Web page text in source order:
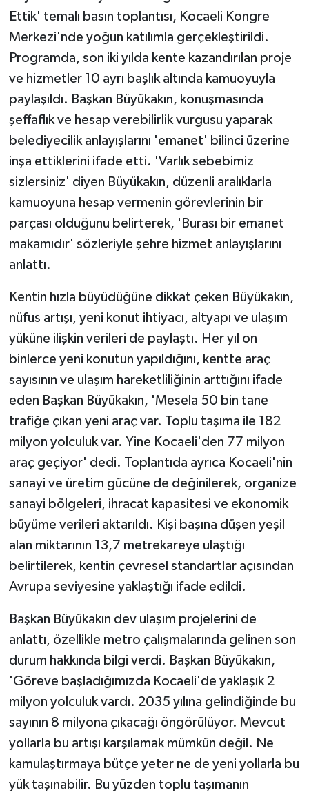
Ettik' temalı basın toplantısı, Kocaeli Kongre
Merkezi'nde yoğun katılımla gerçekleştirildi.
Programda, son iki yılda kente kazandırılan proje
ve hizmetler 10 ayrı başlık altında kamuoyuyla
paylaşıldı. Başkan Büyükakın, konuşmasında
şeffaflık ve hesap verebilirlik vurgusu yaparak
belediyecilik anlayışlarını 'emanet' bilinci üzerine
inşa ettiklerini ifade etti. 'Varlık sebebimiz
sizlersiniz' diyen Büyükakın, düzenli aralıklarla
kamuoyuna hesap vermenin görevlerinin bir
parçası olduğunu belirterek, 'Burası bir emanet
makamıdır' sözleriyle şehre hizmet anlayışlarını
anlattı.
Kentin hızla büyüdüğüne dikkat çeken Büyükakın,
nüfus artışı, yeni konut ihtiyacı, altyapı ve ulaşım
yüküne ilişkin verileri de paylaştı. Her yıl on
binlerce yeni konutun yapıldığını, kentte araç
sayısının ve ulaşım hareketliliğinin arttığını ifade
eden Başkan Büyükakın, 'Mesela 50 bin tane
trafiğe çıkan yeni araç var. Toplu taşıma ile 182
milyon yolculuk var. Yine Kocaeli'den 77 milyon
araç geçiyor' dedi. Toplantıda ayrıca Kocaeli'nin
sanayi ve üretim gücüne de değinilerek, organize
sanayi bölgeleri, ihracat kapasitesi ve ekonomik
büyüme verileri aktarıldı. Kişi başına düşen yeşil
alan miktarının 13,7 metrekareye ulaştığı
belirtilerek, kentin çevresel standartlar açısından
Avrupa seviyesine yaklaştığı ifade edildi.
Başkan Büyükakın dev ulaşım projelerini de
anlattı, özellikle metro çalışmalarında gelinen son
durum hakkında bilgi verdi. Başkan Büyükakın,
'Göreve başladığımızda Kocaeli'de yaklaşık 2
milyon yolculuk vardı. 2035 yılına gelindiğinde bu
sayının 8 milyona çıkacağı öngörülüyor. Mevcut
yollarla bu artışı karşılamak mümkün değil. Ne
kamulaştırmaya bütçe yeter ne de yeni yollarla bu
yük taşınabilir. Bu yüzden toplu taşımanın